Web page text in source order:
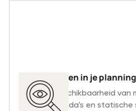
Blinde vlekken in je planning
Inzicht in beschikbaarheid
vast op agenda's en